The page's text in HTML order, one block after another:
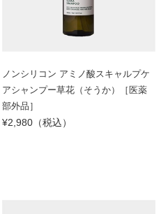
ノンシリコン アミノ酸スキャルプケ
アシャンプー草花（そうか）［医薬
部外品］
¥2,980（税込）